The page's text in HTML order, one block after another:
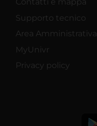
Supporto tecnico
Area Amministrativa
MyUnivr
Privacy policy